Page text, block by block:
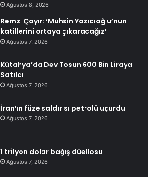
Ağustos 8, 2026
Remzi Çayır: ‘Muhsin Yazıcıoğlu’nun
katillerini ortaya çıkaracağız’
Ağustos 7, 2026
Kütahya’da Dev Tosun 600 Bin Liraya
Satıldı
Ağustos 7, 2026
İran’ın füze saldırısı petrolü uçurdu
Ağustos 7, 2026
1 trilyon dolar bağış düellosu
Ağustos 7, 2026